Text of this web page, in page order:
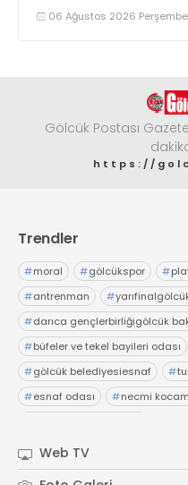
geldi06 Ağustos 2026 Perşembe
Gölcük Postası
https://
Trendler
#moral #gölcükspor #
#antrenman #
#darıca gençlerbirliğigölcük
#büfeler ve tekel bayileri odası
#gölcük belediyesiesnaf #
#esnaf odası #necmi
Web TV